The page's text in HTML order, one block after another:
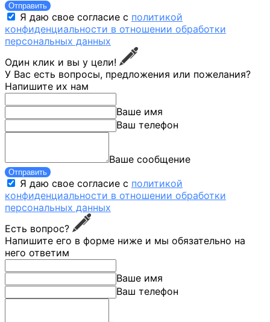
Отправить
Я даю свое согласие с политикой
конфиденциальности в отношении обработки
персональных данных
Один клик и вы у цели!
У Вас есть вопросы, предложения или пожелания?
Напишите их нам
Ваше имя
Ваш телефон
Ваше сообщение
Отправить
Я даю свое согласие с политикой
конфиденциальности в отношении обработки
персональных данных
Есть вопрос?
Напишите его в форме ниже и мы обязательно на
него ответим
Ваше имя
Ваш телефон